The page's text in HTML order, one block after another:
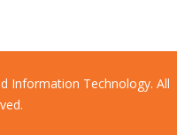
Information Technology. All